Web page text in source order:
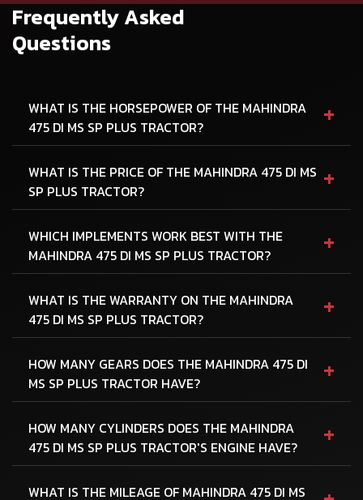
Frequently Asked
Questions
WHAT IS THE HORSEPOWER OF THE MAHINDRA
475 DI MS SP PLUS TRACTOR?
+
WHAT IS THE PRICE OF THE MAHINDRA 475 DI MS
SP PLUS TRACTOR?
+
WHICH IMPLEMENTS WORK BEST WITH THE
MAHINDRA 475 DI MS SP PLUS TRACTOR?
+
WHAT IS THE WARRANTY ON THE MAHINDRA
475 DI MS SP PLUS TRACTOR?
+
HOW MANY GEARS DOES THE MAHINDRA 475 DI
MS SP PLUS TRACTOR HAVE?
+
HOW MANY CYLINDERS DOES THE MAHINDRA
475 DI MS SP PLUS TRACTOR'S ENGINE HAVE?
+
WHAT IS THE MILEAGE OF MAHINDRA 475 DI MS